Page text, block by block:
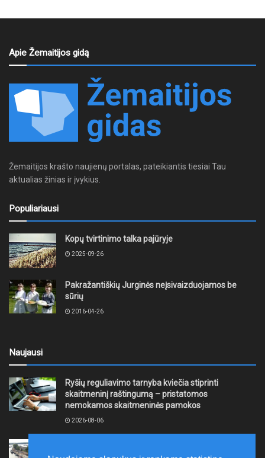
Apie Žemaitijos gidą
Žemaitijos krašto naujienų portalas, pateikiantis tiesiai Tau
aktualias žinias ir įvykius.
Populiariausi
Kopų tvirtinimo talka pajūryje
2025-09-26
Pakražantiškių Jurginės neįsivaizduojamos be
sūrių
2016-04-26
Naujausi
Ryšių reguliavimo tarnyba kviečia stiprinti
skaitmeninį raštingumą – pristatomos
nemokamos skaitmeninės pamokos
2026-08-06
Klaipėdoje juda į priekį